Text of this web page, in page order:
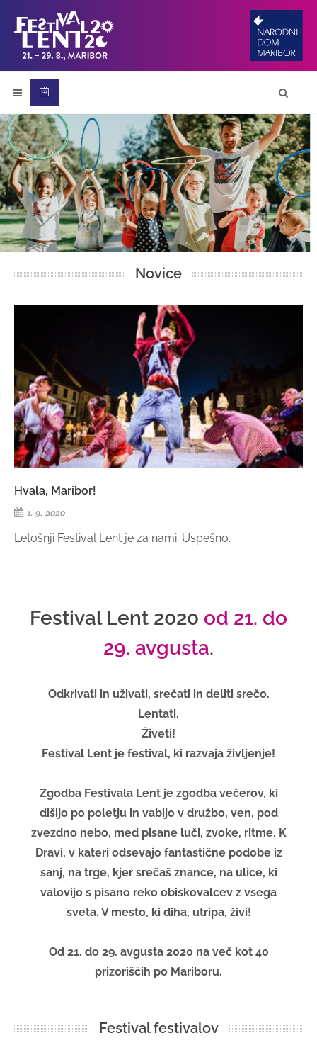
Novice
Hvala, Maribor!
1. 9. 2020
Letošnji Festival Lent je za nami. Uspešno.
Festival Lent 2020 od 21. do
29. avgusta.
Odkrivati in uživati, srečati in deliti srečo.
Lentati.
Živeti!
Festival Lent je festival, ki razvaja življenje!
Zgodba Festivala Lent je zgodba večerov, ki
dišijo po poletju in vabijo v družbo, ven, pod
zvezdno nebo, med pisane luči, zvoke, ritme. K
Dravi, v kateri odsevajo fantastične podobe iz
sanj, na trge, kjer srečaš znance, na ulice, ki
valovijo s pisano reko obiskovalcev z vsega
sveta. V mesto, ki diha, utripa, živi!
Od 21. do 29. avgusta 2020 na več kot 40
prizoriščih po Mariboru.
Festival festivalov